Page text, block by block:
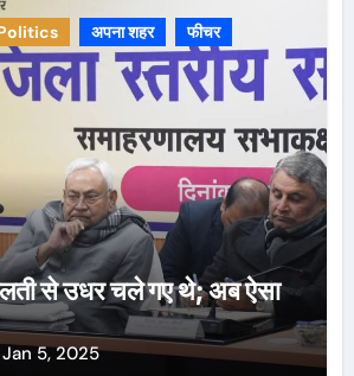
अपना शहर फीचर
से उधर चले गए थे; अब ऐसा
Jan 5, 2025